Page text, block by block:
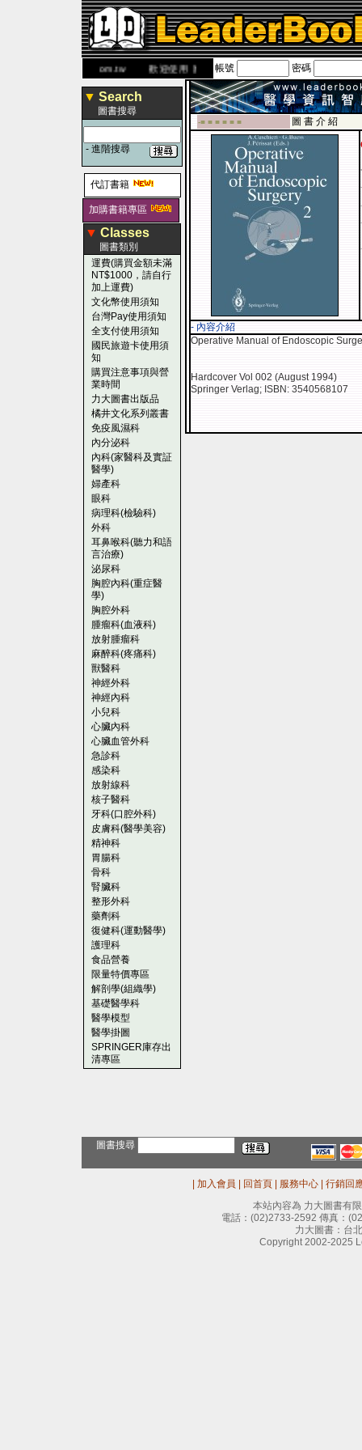
www.leaderbook.com.tw歡迎使用 國民旅遊卡！！
帳號 密碼
▼ Search
圖書搜尋
- 進階搜尋
代訂書籍
加購書籍專區
▼ Classes
圖書類別
運費(購買金額未滿
NT$1000，請自行
加上運費)
文化幣使用須知
台灣Pay使用須知
全支付使用須知
國民旅遊卡使用須
知
購買注意事項與營
業時間
力大圖書出版品
橘井文化系列叢書
免疫風濕科
內分泌科
內科(家醫科及實証
醫學)
婦產科
眼科
病理科(檢驗科)
外科
耳鼻喉科(聽力和語
言治療)
泌尿科
胸腔內科(重症醫
學)
胸腔外科
腫瘤科(血液科)
放射腫瘤科
麻醉科(疼痛科)
獸醫科
神經外科
神經內科
小兒科
心臟內科
心臟血管外科
急診科
感染科
放射線科
核子醫科
牙科(口腔外科)
皮膚科(醫學美容)
精神科
胃腸科
骨科
腎臟科
整形外科
藥劑科
復健科(運動醫學)
護理科
食品營養
限量特價專區
解剖學(組織學)
基礎醫學科
醫學模型
醫學掛圖
SPRINGER庫存出
清專區
-■ ■ ■ ■ ■ ■ 圖 書 介 紹
- 內容介紹
Operative Manual of Endoscopic
Hardcover Vol 002 (August 1994)
Springer Verlag; ISBN: 3540568107
圖書搜尋
加入會員 回首頁 服務中心
行銷回
本站內容為 力大圖書有
電話： (02)2733-2592 傳真：
力大圖書：台
Copyright 2002-2025